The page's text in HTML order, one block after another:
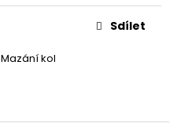
Mazání kol
Sdílet